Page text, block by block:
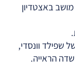
באצטדיון
שפילד וונסדי,
הראייה.